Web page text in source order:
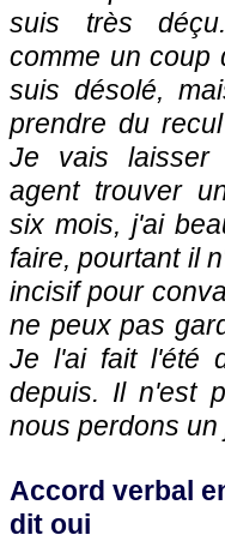
suis très
comme un coup
suis désolé,
prendre du
Je vais
agent trouver
six mois, j'ai
faire, pourtant il
incisif pour
ne peux pas
Je l'ai fait l'été
depuis. Il n'est
nous perdons
Accord verbal
dit oui